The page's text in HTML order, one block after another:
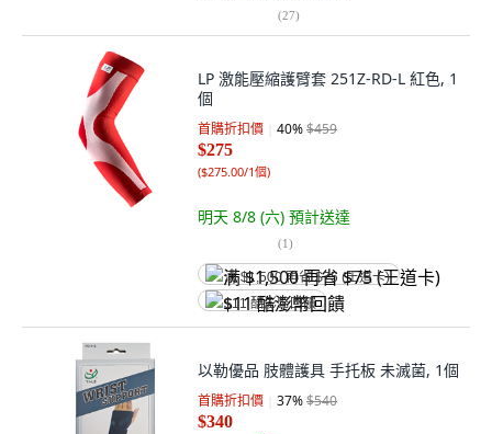
(27)
LP 激能壓縮護臂套 251Z-RD-L 紅色, 1
個
首購折扣價 40%$459
$275
($275.00/1個)
明天 8/8 (六) 預計送達
(1)
满 $1,500 再省 $75 (王道卡)
$11 酷澎幣回饋
以勒優品 肢體護具 手托板 未滅菌, 1個
首購折扣價 37%$540
$340